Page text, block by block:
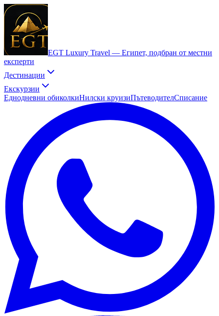
EGT Luxury Travel — Египет, подбран от местни
експерти
Дестинации
Екскурзии
Еднодневни обиколкиНилски круизиПътеводителСписание